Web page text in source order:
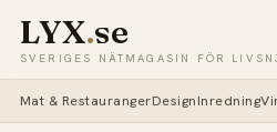
LYX.se
SVERIGES NÄTMAGASIN FÖR
Mat & RestaurangerDesignInredning